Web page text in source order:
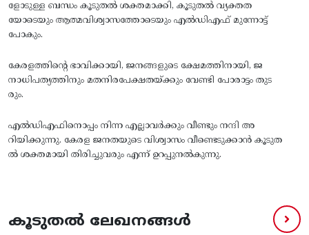
ളോടുള്ള ബന്ധം കൂടുതൽ ശക്തമാക്കി, കൂടുതൽ വ്യക്തത
യോടെയും ആത്മവിശ്വാസത്തോടെയും എൽഡിഎഫ് മുന്നോട്ട്
പോകും.
കേരളത്തിന്റെ ഭാവിക്കായി, ജനങ്ങളുടെ ക്ഷേമത്തിനായി, ജ
നാധിപത്യത്തിനും മതനിരപേക്ഷതയ്ക്കും വേണ്ടി പോരാട്ടം തുട
രും.
എൽഡിഎഫിനൊപ്പം നിന്ന എല്ലാവർക്കും വീണ്ടും നന്ദി അ
റിയിക്കുന്നു. കേരള ജനതയുടെ വിശ്വാസം വീണ്ടെടുക്കാൻ കൂടുത
ൽ ശക്തമായി തിരിച്ചുവരും എന്ന് ഉറപ്പുനൽകുന്നു.
കൂടുതൽ ലേഖനങ്ങൾ